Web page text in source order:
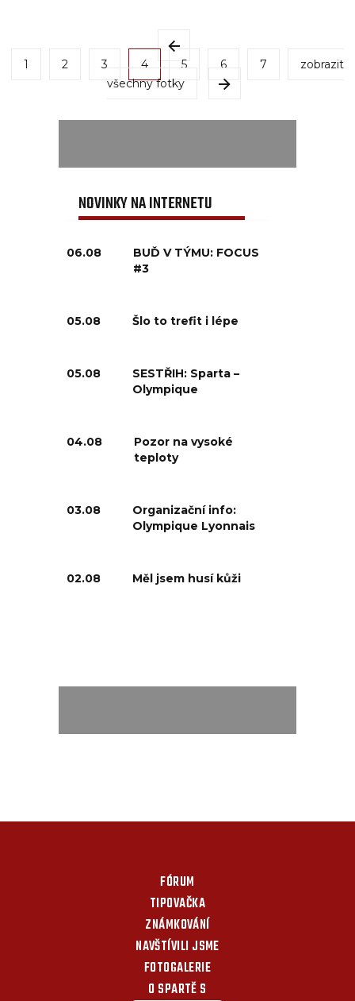
1 2 3 4 5 6 7
zobrazit
všechny fotky
NOVINKY NA INTERNETU
06.08
BUĎ V TÝMU: FOCUS
#3
05.08 Šlo to trefit i lépe
05.08
SESTŘIH: Sparta –
Olympique
04.08
Pozor na vysoké
teploty
03.08
Organizační info:
Olympique Lyonnais
02.08 Měl jsem husí kůži
FÓRUM
TIPOVAČKA
ZNÁMKOVÁNÍ
NAVŠTÍVILI JSME
FOTOGALERIE
O SPARTĚ S